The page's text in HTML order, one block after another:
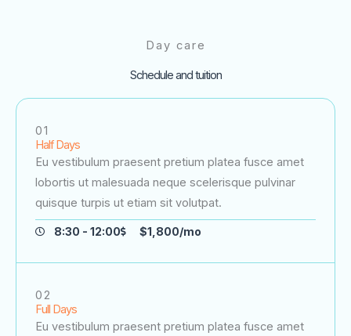
Day care
Schedule and tuition
01
Half Days
Eu vestibulum praesent pretium platea fusce amet
lobortis ut malesuada neque scelerisque pulvinar
quisque turpis ut etiam sit volutpat.
8:30 - 12:00 $1,800/mo
02
Full Days
Eu vestibulum praesent pretium platea fusce amet